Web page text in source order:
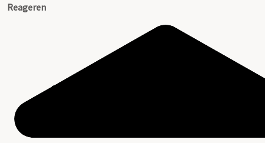
Reageren